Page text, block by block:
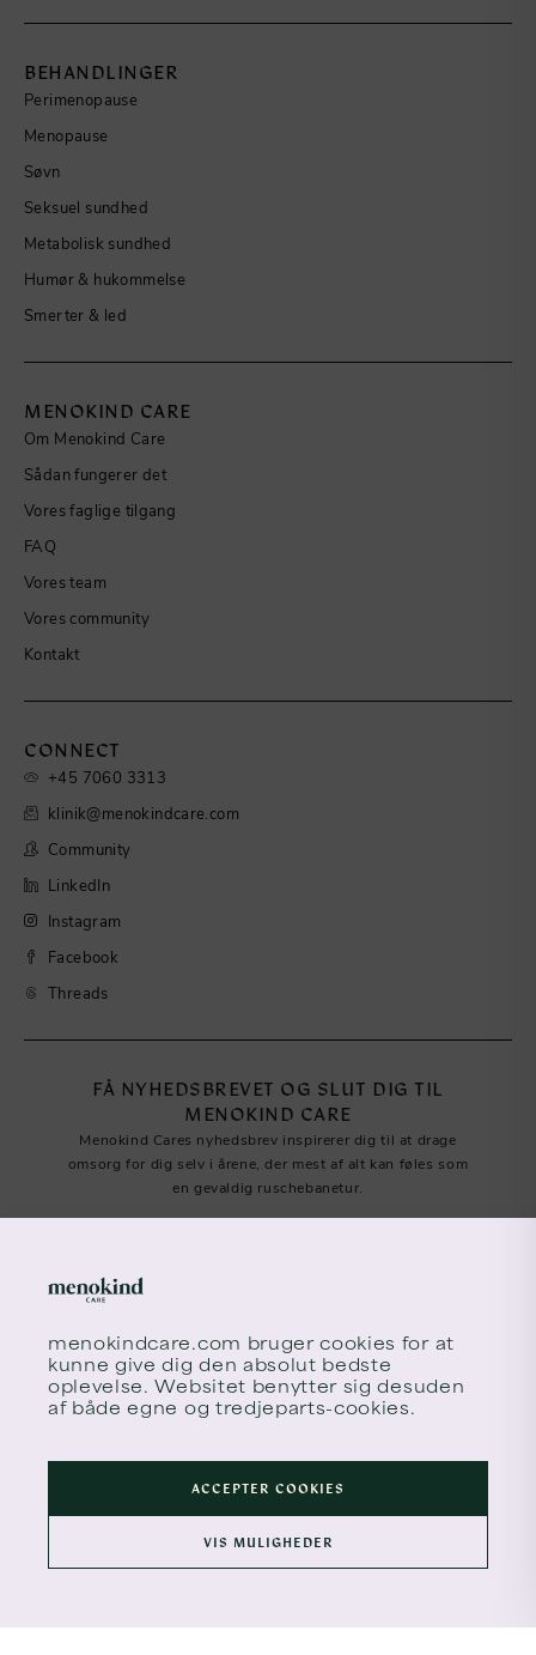
menokindcare.com bruger cookies for at
kunne give dig den absolut bedste
oplevelse. Websitet benytter sig desuden
af både egne og tredjeparts-cookies.
ACCEPTER COOKIES
VIS MULIGHEDER
BEHANDLINGER
Perimenopause
Menopause
Søvn
Seksuel sundhed
Metabolisk sundhed
Humør & hukommelse
Smerter & led
MENOKIND CARE
Om Menokind Care
Sådan fungerer det
Vores faglige tilgang
FAQ
Vores team
Vores community
Kontakt
CONNECT
+45 7060 3313
klinik@menokindcare.com
Community
LinkedIn
Instagram
Facebook
Threads
FÅ NYHEDSBREVET OG SLUT DIG TIL
MENOKIND CARE
Menokind Cares nyhedsbrev inspirerer dig til at drage
omsorg for dig selv i årene, der mest af alt kan føles som
en gevaldig ruschebanetur.
Tilmeld meno times
© 2026 MENOKIND. ALL RIGHTS RESERVED.